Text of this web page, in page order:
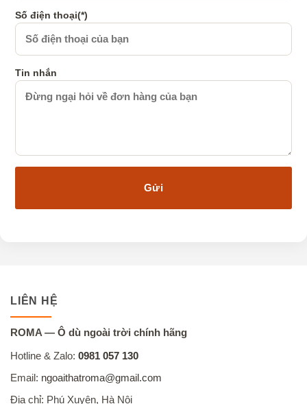
Số điện thoại(*)
Tin nhắn
LIÊN HỆ
ROMA — Ô dù ngoài trời chính hãng
Hotline & Zalo: 0981 057 130
Email: ngoaithatroma@gmail.com
Địa chỉ: Phú Xuyên, Hà Nội